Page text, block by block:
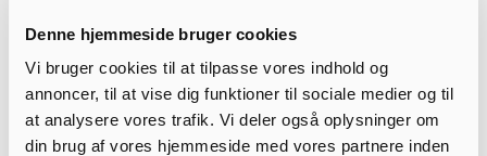
Denne hjemmeside bruger cookies
Vi bruger cookies til at tilpasse vores indhold og
annoncer, til at vise dig funktioner til sociale medier og til
at analysere vores trafik. Vi deler også oplysninger om
din brug af vores hjemmeside med vores partnere inden
Clear
Begivenhedstype: